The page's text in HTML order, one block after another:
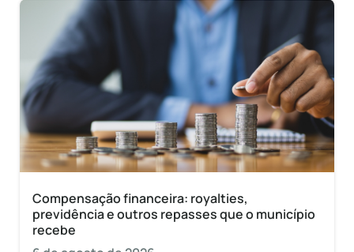
Compensação financeira: royalties,
previdência e outros repasses que o município
recebe